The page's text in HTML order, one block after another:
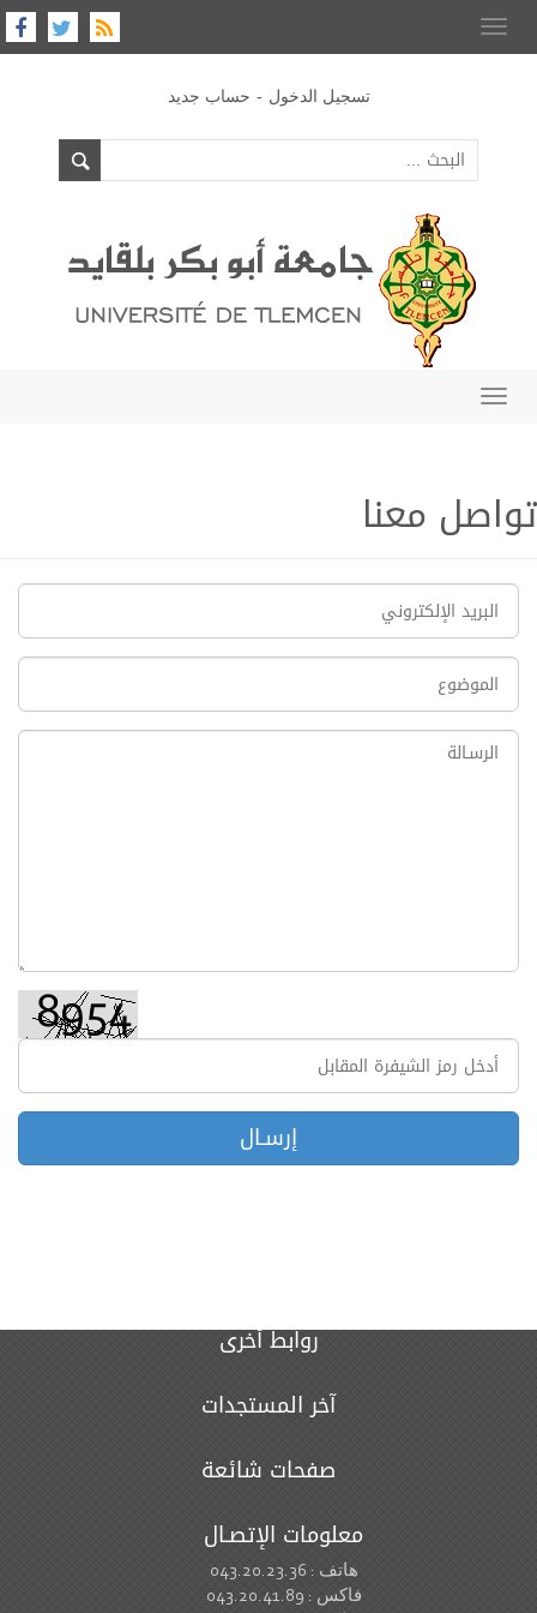
Toggle
navigation
تسجيل الدخول - حساب جديد
Toggle
تواصل معنا
روابط أخرى
آخر المستجدات
صفحات شائعة
معلومات الإتصـال
هاتف : 043.20.23.36
فاكس : 043.20.41.89